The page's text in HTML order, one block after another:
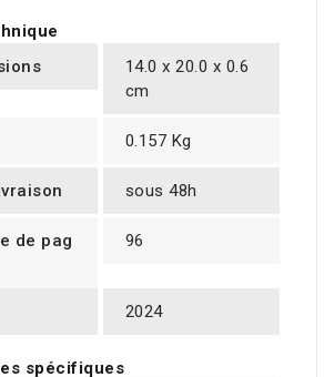
14.0 x 20.0 x 0.6
cm
0.157 Kg
sous 48h
de pag
96
2024
spécifiques